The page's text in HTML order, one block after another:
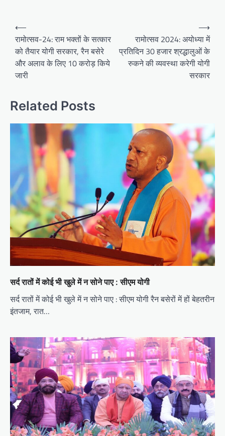
Post
navigation
⟵
रामोत्सव-24: राम भक्तों के सत्कार
को तैयार योगी सरकार, रैन बसेरे
और अलाव के लिए 10 करोड़ किये
जारी
रामोत्सव 2024: अयोध्या में
प्रतिदिन 30 हजार श्रद्धालुओं के
रुकने की व्यवस्था करेगी योगी
सरकार
⟶
Related Posts
सर्द रातों में कोई भी खुले में न सोने पाए : सीएम योगी
सर्द रातों में कोई भी खुले में न सोने पाए : सीएम योगी रैन बसेरों में हों बेहतरीन
इंतजाम, रात…